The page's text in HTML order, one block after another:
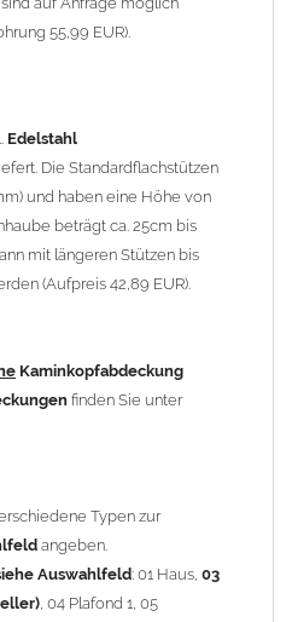
(Krempe), 09 (Pagode), 10
Anfrage = ca. 2-3-fache vom
1200mm werden 6
WetterfahneundKaminbreite
klappbaren Stützen
Länge ab 1200mm 6 Stützen =
Kaminabdeckungenkönnen wir
55,99 EUR).
Edelstahl
Die Standardflachstützen
und haben eine Höhe von
beträgt ca. 25cm bis
mit längeren Stützen bis
(Aufpreis 42,89 EUR).
Kaminkopfabdeckung
finden Sie unter
Typen zur
angeben.
Auswahlfeld: 01 Haus, 03
, 04 Plafond 1, 05